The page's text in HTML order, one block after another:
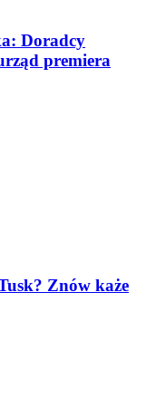
Doradcy
premiera
Znów każe